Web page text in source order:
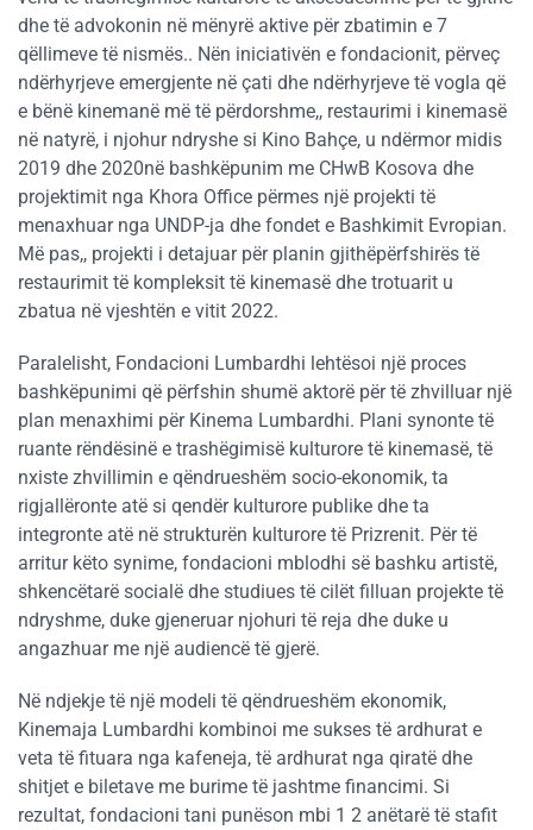
dhe të advokonin në mënyrë aktive për zbatimin e 7
qëllimeve të nismës.. Nën iniciativën e fondacionit, përveç
ndërhyrjeve emergjente në çati dhe ndërhyrjeve të vogla që
e bënë kinemanë më të përdorshme,, restaurimi i kinemasë
në natyrë, i njohur ndryshe si Kino Bahçe, u ndërmor midis
2019 dhe 2020në bashkëpunim me CHwB Kosova dhe
projektimit nga Khora Office përmes një projekti të
menaxhuar nga UNDP-ja dhe fondet e Bashkimit Evropian.
Më pas,, projekti i detajuar për planin gjithëpërfshirës të
restaurimit të kompleksit të kinemasë dhe trotuarit u
zbatua në vjeshtën e vitit 2022.
Paralelisht, Fondacioni Lumbardhi lehtësoi një proces
bashkëpunimi që përfshin shumë aktorë për të zhvilluar një
plan menaxhimi për Kinema Lumbardhi. Plani synonte të
ruante rëndësinë e trashëgimisë kulturore të kinemasë, të
nxiste zhvillimin e qëndrueshëm socio-ekonomik, ta
rigjallëronte atë si qendër kulturore publike dhe ta
integronte atë në strukturën kulturore të Prizrenit. Për të
arritur këto synime, fondacioni mblodhi së bashku artistë,
shkencëtarë socialë dhe studiues të cilët filluan projekte të
ndryshme, duke gjeneruar njohuri të reja dhe duke u
angazhuar me një audiencë të gjerë.
Në ndjekje të një modeli të qëndrueshëm ekonomik,
Kinemaja Lumbardhi kombinoi me sukses të ardhurat e
veta të fituara nga kafeneja, të ardhurat nga qiratë dhe
shitjet e biletave me burime të jashtme financimi. Si
rezultat, fondacioni tani punëson mbi 1 2 anëtarë të stafit